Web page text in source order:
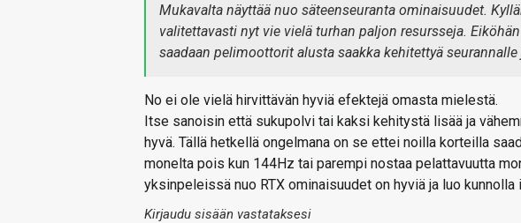
Mukavalta näyttää nuo säteenseuranta ominaisuudet.
valitettavasti nyt vie vielä turhan paljon resursseja.
saadaan pelimoottorit alusta saakka kehitettyä
No ei ole vielä hirvittävän hyviä efektejä omasta mielestä.
Itse sanoisin että sukupolvi tai kaksi kehitystä lisää ja
hyvä. Tällä hetkellä ongelmana on se ettei noilla korteilla
monelta pois kun 144Hz tai parempi nostaa pelattavuutta
yksinpeleissä nuo RTX ominaisuudet on hyviä ja luo kunnolla
Kirjaudu sisään vastataksesi